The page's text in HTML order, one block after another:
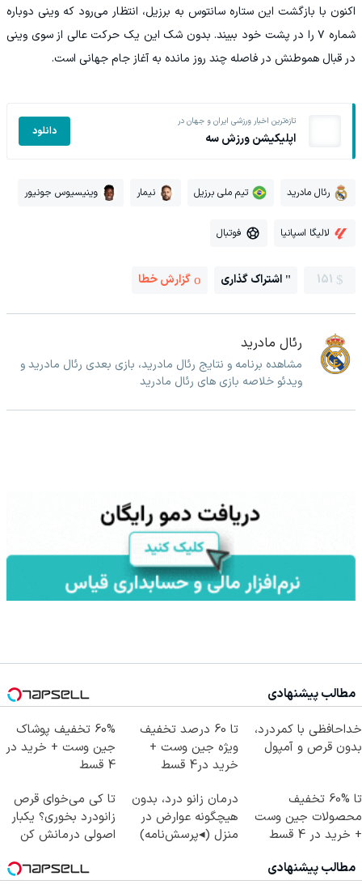
اکنون با بازگشت این ستاره سانتوس به برزیل، انتظار می‌رود که وینی دوباره
شماره ۷ را در پشت خود ببیند. بدون شک این یک حرکت عالی از سوی وینی
در قبال هموطنش در فاصله چند روز مانده به آغاز جام جهانی است.
تازه‌ترین اخبار ورزشی ایران و جهان در
اپلیکیشن ورزش سه دانلود
رئال مادرید تیم ملی برزیل نیمار وینیسیوس جونیور
لالیگا اسپانیا فوتبال
151 اشتراک گذاری گزارش خطا
رئال مادرید
مشاهده برنامه و نتایج رئال مادرید، بازی بعدی رئال مادرید و
ویدئو خلاصه بازی های رئال مادرید
مطالب پیشنهادی
خداحافظی با کمردرد،
بدون قرص و آمپول
تا 60 درصد تخفیف
ویژه جین وست +
خرید در4 قسط
60% تخفیف پوشاک
جین وست + خرید در
4 قسط
تا %60 تخفیف
محصولات جین وست
+ خرید در 4 قسط
درمان زانو درد، بدون
هیچگونه عوارض در
منزل (◂پرسش‌نامه)
تا کی می‌خوای قرص
زانودرد بخوری؟ یکبار
اصولی درمانش کن
مطالب پیشنهادی